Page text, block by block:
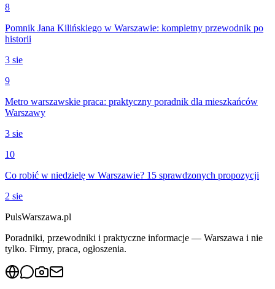
8
Pomnik Jana Kilińskiego w Warszawie: kompletny przewodnik po
historii
3 sie
9
Metro warszawskie praca: praktyczny poradnik dla mieszkańców
Warszawy
3 sie
10
Co robić w niedzielę w Warszawie? 15 sprawdzonych propozycji
2 sie
PulsWarszawa.pl
Poradniki, przewodniki i praktyczne informacje — Warszawa i nie
tylko. Firmy, praca, ogłoszenia.